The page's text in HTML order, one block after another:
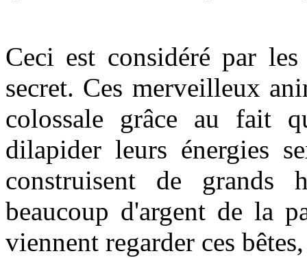
Ceci est considéré par
secret. Ces merveilleux
colossale grâce au fait
dilapider leurs énergies
construisent de grands
beaucoup d'argent de la
viennent regarder ces